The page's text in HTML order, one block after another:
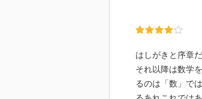
はしがきと序章
それ以降は数学
るのは「数」で